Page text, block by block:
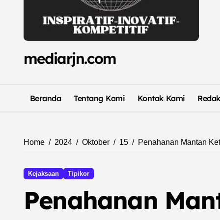
mediarjn.com
Beranda Tentang Kami Kontak Kami
Home 2024 Oktober 15 Penahanan Mantan
Kejaksaan Tipikor
Penahanan